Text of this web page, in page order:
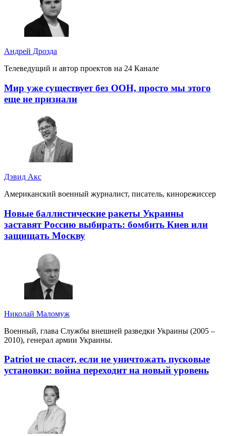
Андрей Дрозда
Телеведущий и автор проектов на 24 Канале
Мир уже существует без ООН, просто мы этого
еще не признали
Дэвид Акс
Американский военный журналист, писатель, кинорежиссер
Новые баллистические ракеты Украины
заставят Россию выбирать: бомбить Киев или
защищать Москву
Николай Маломуж
Военный, глава Службы внешней разведки Украины (2005 –
2010), генерал армии Украины.
Patriot не спасет, если не уничтожать пусковые
установки: война переходит на новый уровень